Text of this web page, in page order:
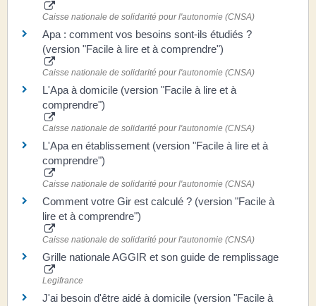
Caisse nationale de solidarité pour l'autonomie (CNSA)
Apa : comment vos besoins sont-ils étudiés ?
(version "Facile à lire et à comprendre")
Caisse nationale de solidarité pour l'autonomie (CNSA)
L'Apa à domicile (version "Facile à lire et à
comprendre")
Caisse nationale de solidarité pour l'autonomie (CNSA)
L'Apa en établissement (version "Facile à lire et à
comprendre")
Caisse nationale de solidarité pour l'autonomie (CNSA)
Comment votre Gir est calculé ? (version "Facile à
lire et à comprendre")
Caisse nationale de solidarité pour l'autonomie (CNSA)
Grille nationale AGGIR et son guide de remplissage
Legifrance
J'ai besoin d'être aidé à domicile (version "Facile à